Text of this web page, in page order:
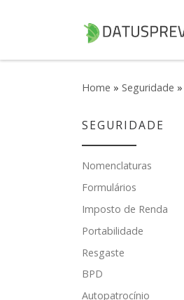
Skip to content
Home » Seguridade »
SEGURIDADE
Nomenclaturas
Formulários
Imposto de Renda
Portabilidade
Resgaste
BPD
Autopatrocínio